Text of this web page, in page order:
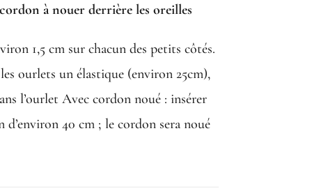
à nouer derrière les oreilles
1,5 cm sur chacun des petits côtés.
ourlets un élastique (environ 25cm),
l’ourlet Avec cordon noué : insérer
40 cm ; le cordon sera noué